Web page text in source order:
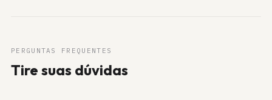
PERGUNTAS FREQUENTES
Tire suas dúvidas